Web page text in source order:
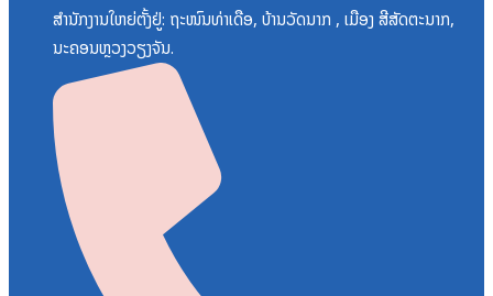
ສຳນັກງານໃຫຍ່ຕັ້ງຢູ່: ຖະໜົນທ່າເດືອ, ບ້ານວັດນາກ , ເມືອງ ສີສັດຕະນາກ,
ນະຄອນຫຼວງວຽງຈັນ.